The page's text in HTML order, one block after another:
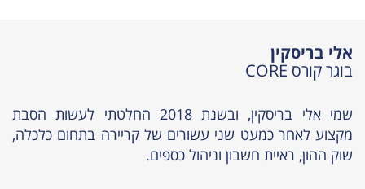
אלי בריסקין
בוגר קורס CORE
שמי אלי בריסקין, ובשנת 2018 החלטתי לעשות הסבת
מקצוע לאחר כמעט שני עשורים של קריירה בתחום כלכלה,
שוק ההון, ראיית חשבון וניהול כספים.